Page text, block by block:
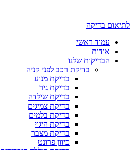
לתיאום בדיקה
עמוד ראשי
אודות
הבדיקות שלנו
בדיקת רכב לפני קניה
בדיקת מנוע
בדיקת גיר
בדיקת שילדה
בדיקת צמיגים
בדיקת בלמים
בדיקת היגוי
בדיקת מצבר
כיוון פרונט